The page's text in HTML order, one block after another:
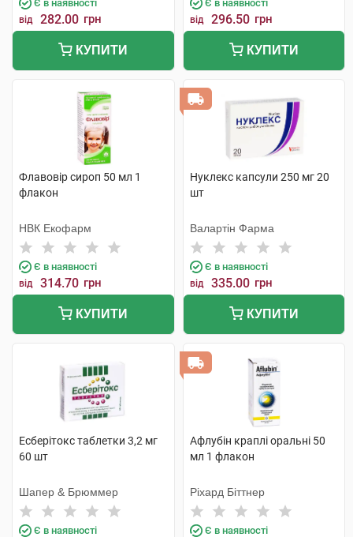
Є в наявності
від 282.00 грн
КУПИТИ
Є в наявності
від 296.50 грн
КУПИТИ
Флавовір сироп 50 мл 1
флакон
НВК Екофарм
Є в наявності
від 314.70 грн
КУПИТИ
Нуклекс капсули 250 мг 20
шт
Валартін Фарма
Є в наявності
від 335.00 грн
КУПИТИ
Есберітокс таблетки 3,2 мг
60 шт
Шапер & Брюммер
Є в наявності
Афлубін краплі оральні 50
мл 1 флакон
Ріхард Біттнер
Є в наявності